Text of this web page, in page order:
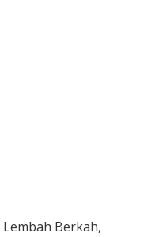
Berkah,